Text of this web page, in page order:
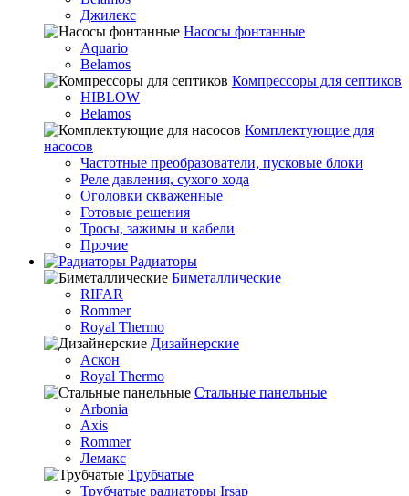
Джилекс
Насосы фонтанные
Aquario
Belamos
Компрессоры для септиков
HIBLOW
Belamos
Комплектующие для
насосов
Частотные преобразователи, пусковые блоки
Реле давления, сухого хода
Оголовки скваженные
Готовые решения
Тросы, зажимы и кабели
Прочие
Радиаторы
Биметаллические
RIFAR
Rommer
Royal Thermo
Дизайнерские
Аскон
Royal Thermo
Стальные панельные
Arbonia
Axis
Rommer
Лемакс
Трубчатые
Трубчатые радиаторы Irsap